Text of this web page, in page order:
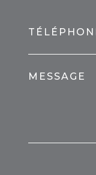
MESSAGE